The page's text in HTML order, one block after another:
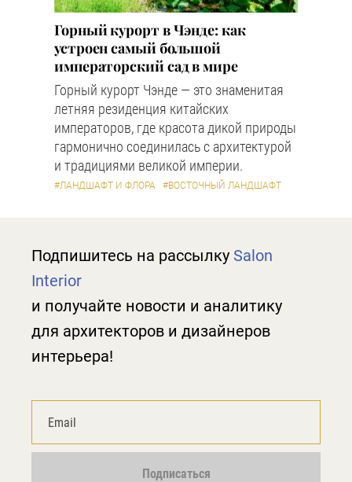
Горный курорт в Чэнде: как
устроен самый большой
императорский сад в мире
Горный курорт Чэнде — это знаменитая
летняя резиденция китайских
императоров, где красота дикой природы
гармонично соединилась с архитектурой
и традициями великой империи.
#ЛАНДШАФТ И ФЛОРА #ВОСТОЧНЫЙ ЛАНДШАФТ
Подпишитесь на рассылку Salon
Interior
и получайте новости и аналитику
для архитекторов и дизайнеров
интерьера!
Подписаться